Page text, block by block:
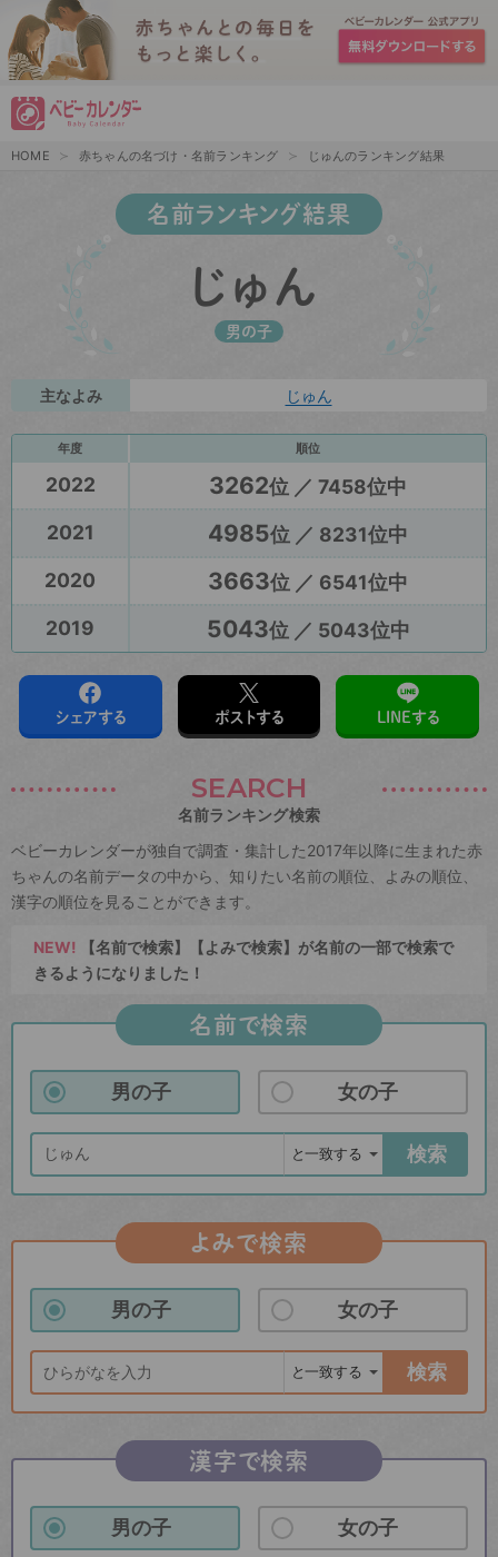
HOME 赤ちゃんの名づけ・名前ランキング じゅんのランキング結果
名前ランキング結果
じゅん
男の子
主なよみ じゅん
年度 順位
2022 3262位 ／ 7458位中
2021
4985位 ／ 8231位中
2020
3663位 ／ 6541位中
2019
5043位 ／ 5043位中
シェアする ポストする LINEする
SEARCH
名前ランキング検索
ベビーカレンダーが独自で調査・集計した2017年以降に生まれた赤
ちゃんの名前データの中から、知りたい名前の順位、よみの順位、
漢字の順位を見ることができます。
NEW! 【名前で検索】【よみで検索】が名前の一部で検索で
きるようになりました！
名前で検索
男の子 女の子
検索
よみで検索
男の子 女の子
検索
漢字で検索
男の子 女の子